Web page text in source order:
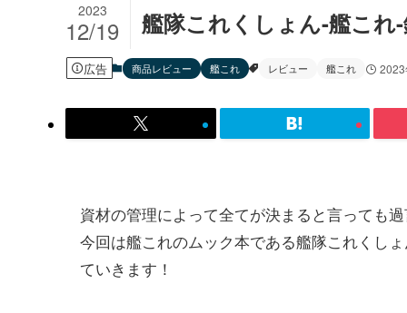
艦隊これくしょん-艦こ
2023
12/19
広告 商品レビュー 艦これ レビュー 艦これ
資材の管理によって全てが決まると言っても
今回は艦これのムック本である艦隊これくし
ていきます！